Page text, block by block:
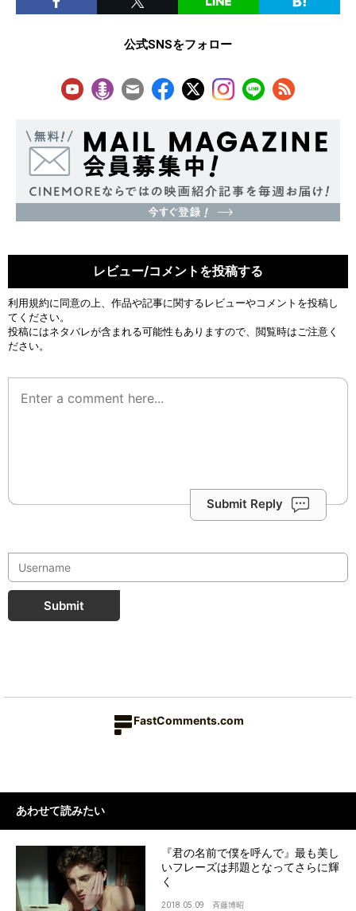
公式SNSをフォロー
レビュー/コメントを投稿する
利用規約に同意の上、作品や記事に関するレビューやコメントを投稿し
てください。
投稿にはネタバレが含まれる可能性もありますので、閲覧時はご注意く
ださい。
Submit Reply
Submit
FastComments.com
あわせて読みたい
『君の名前で僕を呼んで』最も美し
いフレーズは邦題となってさらに輝
く
2018.05.09 斉藤博昭